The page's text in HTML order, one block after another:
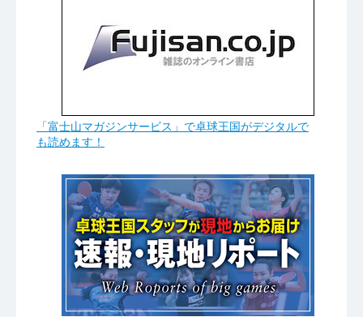
「富士山マガジンサービス」で卓球王国がデジタルで
も読めます！